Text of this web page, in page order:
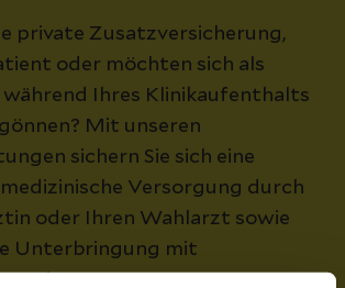
private Zusatzversicherung,
oder möchten sich als
während Ihres Klinikaufenthalts
Mit unseren
sichern Sie sich eine
Versorgung durch
oder Ihren Wahlarzt sowie
Unterbringung mit